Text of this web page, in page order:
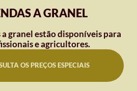
AROMÁTICAS
FLORES
A GRANEL
granel estão disponíveis para
e agricultores.
OS PREÇOS ESPECIAIS